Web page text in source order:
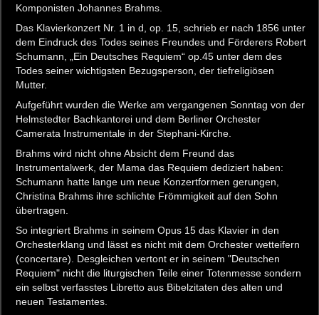
Komponisten Johannes Brahms.
Das Klavierkonzert Nr. 1 in d, op. 15, schrieb er nach 1856 unter
dem Eindruck des Todes seines Freundes und Förderers Robert
Schumann, „Ein Deutsches Requiem“ op.45 unter dem des
Todes seiner wichtigsten Bezugsperson, der tiefreligiösen
Mutter.
Aufgeführt wurden die Werke am vergangenen Sonntag von der
Helmstedter Bachkantorei und dem Berliner Orchester
Camerata Instrumentale in der Stephani-Kirche.
Brahms wird nicht ohne Absicht dem Freund das
Instrumentalwerk, der Mama das Requiem dediziert haben:
Schumann hatte lange um neue Konzertformen gerungen,
Christina Brahms ihre schlichte Frömmigkeit auf den Sohn
übertragen.
So integriert Brahms in seinem Opus 15 das Klavier in den
Orchesterklang und lässt es nicht mit dem Orchester wetteifern
(concertare). Desgleichen vertont er in seinem "Deutschen
Requiem" nicht die liturgischen Teile einer Totenmesse sondern
ein selbst verfasstes Libretto aus Bibelzitaten des alten und
neuen Testamentes.